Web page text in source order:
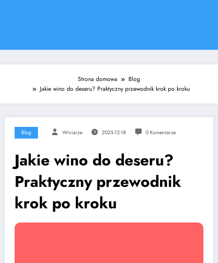
Strona domowa
Blog
Jakie wino do deseru? Praktyczny przewodnik krok po kroku
Blog Winiarze 2025-12-18 0 Komentarze
Jakie wino do deseru?
Praktyczny przewodnik
krok po kroku